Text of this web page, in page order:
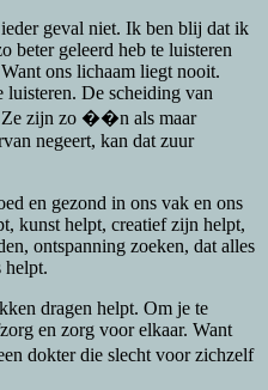
geval niet. Ik ben blij dat ik
beter geleerd heb te luisteren
ons lichaam liegt nooit.
luisteren. De scheiding van
Ze zijn zo ��n als maar
negeert, kan dat zuur
en gezond in ons vak en ons
kunst helpt, creatief zijn helpt,
ontspanning zoeken, dat alles
helpt.
dragen helpt. Om je te
en zorg voor elkaar. Want
dokter die slecht voor zichzelf